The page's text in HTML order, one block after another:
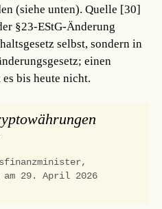
(siehe unten).Quelle [30]
§23-EStG-Änderung
selbst, sondern in
einen
bis heute nicht.
am 29. April 2026